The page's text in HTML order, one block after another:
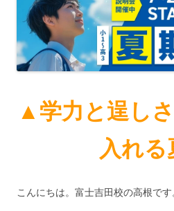
▲学力と逞し
入れ
こんにちは。富士吉田校の高根です